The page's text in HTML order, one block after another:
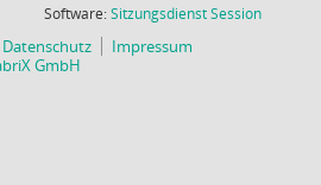
Software:SitzungsdienstSession(Wird in
Datenschutz
Impressum
GmbH